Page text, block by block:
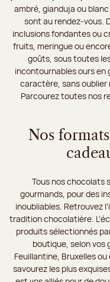
ambré, gianduja ou
sont au rendez-vous.
inclusions fondantes ou
fruits, meringue ou
goûts, sous toutes
incontournables ours
caractère, sans oublier
Parcourez toutes nos
Nos
Tous nos chocolats
gourmands, pour des
inoubliables. Retrouvez
tradition chocolatière.
produits sélectionnés
boutique, selon vos
Feuillantine, Bruxelles
savourez les plus